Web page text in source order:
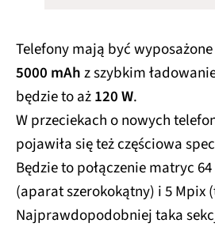
Telefony mają być
5000 mAhz szybkim
będzie to aż120 W.
W przeciekach o nowych
pojawiła się też częściowa
Będzie to połączenie matryc
(aparat szerokokątny) i 5 Mpix
Najprawdopodobniej taka